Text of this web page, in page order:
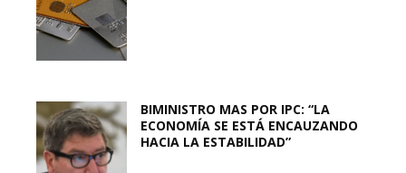
BIMINISTRO MAS POR IPC: “LA
ECONOMÍA SE ESTÁ ENCAUZANDO
HACIA LA ESTABILIDAD”